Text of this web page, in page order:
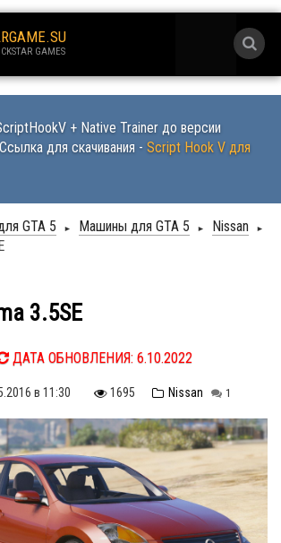
GAMES
+ Native Trainer до версии
для скачивания -Script Hook V для
GTA 5 ► Машины для GTA 5 ► Nissan ►
3.5SE
ДАТА ОБНОВЛЕНИЯ: 6.10.2022
в 11:30 1695 Nissan 1